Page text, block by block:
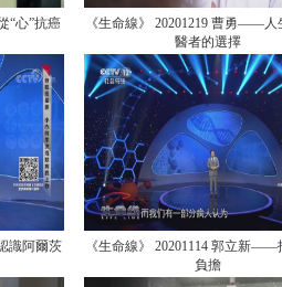
“心”抗癌
《生命線》 20201219 曹勇——人
醫者的選擇
識阿爾茨
《生命線》 20201114 郭立新——
負擔